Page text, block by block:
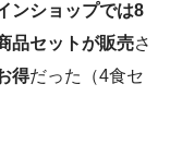
ンショップでは8
品セットが販売さ
得だった（4食セ